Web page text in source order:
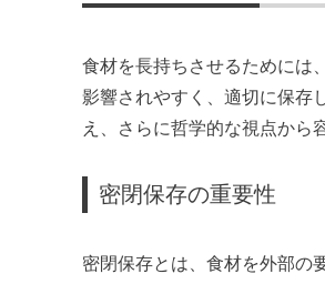
食材を長持ちさせるためには
影響されやすく、適切に保存
え、さらに哲学的な視点から
密閉保存の重要性
密閉保存とは、食材を外部の